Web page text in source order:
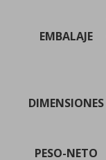
EMBALAJE
DIMENSIONES
PESO-NETO